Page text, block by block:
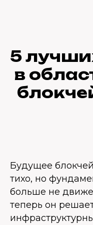
5
в
Будущее
тихо, но
больше не
теперь он